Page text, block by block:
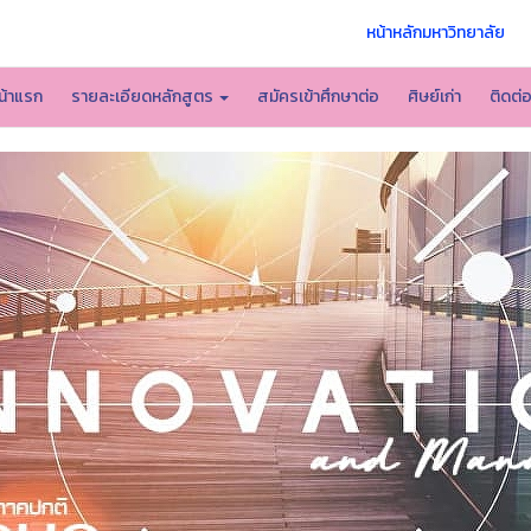
หน้าหลักมหาวิทยาลัย
าแรก รายละเอียดหลักสูตร สมัครเข้าศึกษาต่อ ศิษย์เก่า ติดต่อ